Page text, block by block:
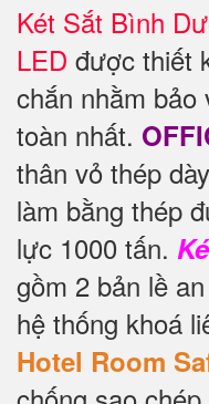
Két Sắt Bình
LED được thiết
chắn nhằm bảo
toàn nhất.
thân vỏ thép
làm bằng thép
lực 1000 tấn.
gồm 2 bản lề
hệ thống khoá
Hotel Room